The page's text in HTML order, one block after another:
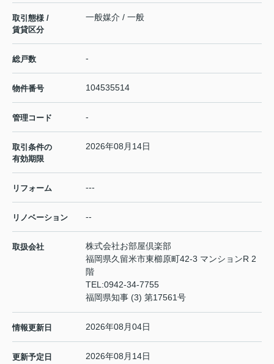
取引態様 /
賃貸区分
一般媒介 / 一般
総戸数 -
物件番号 104535514
管理コード -
取引条件の
有効期限
2026年08月14日
リフォーム ---
リノベーション --
取扱会社
株式会社お部屋倶楽部
福岡県久留米市東櫛原町42-3 マンションR 2
階
TEL:0942-34-7755
福岡県知事 (3) 第17561号
情報更新日 2026年08月04日
更新予定日 2026年08月14日